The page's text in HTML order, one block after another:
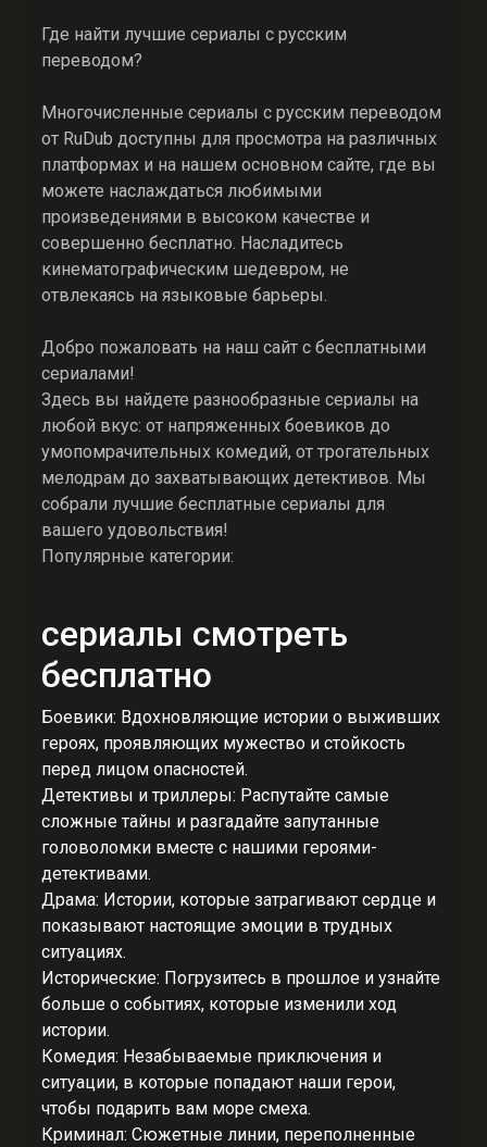
Где найти лучшие сериалы с русским
переводом?
Многочисленные сериалы с русским переводом
от RuDub доступны для просмотра на различных
платформах и на нашем основном сайте, где вы
можете наслаждаться любимыми
произведениями в высоком качестве и
совершенно бесплатно. Насладитесь
кинематографическим шедевром, не
отвлекаясь на языковые барьеры.
Добро пожаловать на наш сайт с бесплатными
сериалами!
Здесь вы найдете разнообразные сериалы на
любой вкус: от напряженных боевиков до
умопомрачительных комедий, от трогательных
мелодрам до захватывающих детективов. Мы
собрали лучшие бесплатные сериалы для
вашего удовольствия!
Популярные категории:
сериалы смотреть
бесплатно
Боевики: Вдохновляющие истории о выживших
героях, проявляющих мужество и стойкость
перед лицом опасностей.
Детективы и триллеры: Распутайте самые
сложные тайны и разгадайте запутанные
головоломки вместе с нашими героями-
детективами.
Драма: Истории, которые затрагивают сердце и
показывают настоящие эмоции в трудных
ситуациях.
Исторические: Погрузитесь в прошлое и узнайте
больше о событиях, которые изменили ход
истории.
Комедия: Незабываемые приключения и
ситуации, в которые попадают наши герои,
чтобы подарить вам море смеха.
Криминал: Сюжетные линии, переполненные